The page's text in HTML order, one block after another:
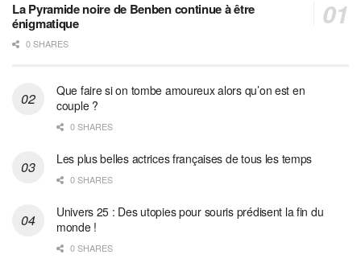
La Pyramide noire de Benben continue à être
énigmatique
0 SHARES
Que faire si on tombe amoureux alors qu’on est en
couple ?
0 SHARES
Les plus belles actrices françaises de tous les temps
0 SHARES
Univers 25 : Des utopies pour souris prédisent la fin du
monde !
0 SHARES